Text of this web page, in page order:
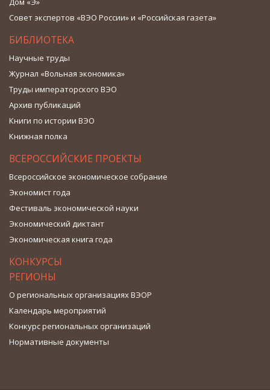
Совет экспертов «ВЭО России» и «Российская газета»
БИБЛИОТЕКА
Научные труды
Журнал «Вольная экономика»
Труды императорского ВЭО
Архив публикаций
Книги по истории ВЭО
Книжная полка
ВСЕРОССИЙСКИЕ ПРОЕКТЫ
Всероссийское экономическое собрание
Экономист года
Фестиваль экономической науки
Экономический диктант
Экономическая книга года
КОНКУРСЫ
РЕГИОНЫ
О региональных организациях ВЭОР
Календарь мероприятий
Конкурс региональных организаций
Нормативные документы